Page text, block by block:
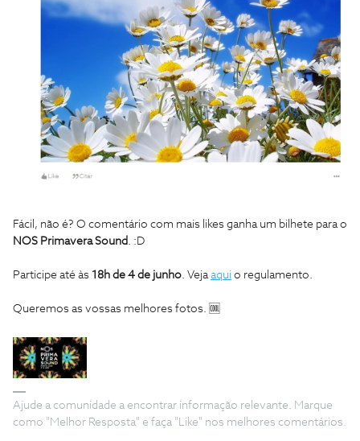
Fácil, não é? O comentário com mais likes ganha um bilhete para o
NOS Primavera Sound . :D
Participe até às 18h de 4 de junho . Veja aqui o regulamento.
Queremos as vossas melhores fotos. 🆒
Ajude a comunidade a encontrar informação relevante. Marque
como "Melhor Resposta" e faça "Like" nos melhores comentários.